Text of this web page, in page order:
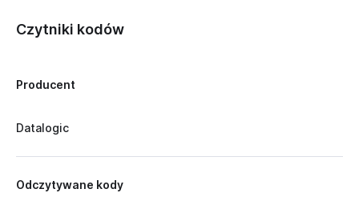
Czytniki kodów
Producent
Datalogic
Odczytywane kody